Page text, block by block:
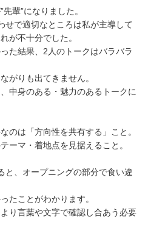
輩”になりました。
せで適切なところは私が主導して
が不十分でした。
た結果、2人のトークはバラバラ
がりも出てきません。
中身のある・魅力のあるトークに
のは「方向性を共有する」こと。
ーマ・着地点を見据えること。
と、オープニングの部分で食い違
たことがわかります。
り言葉や文字で確認し合あう必要